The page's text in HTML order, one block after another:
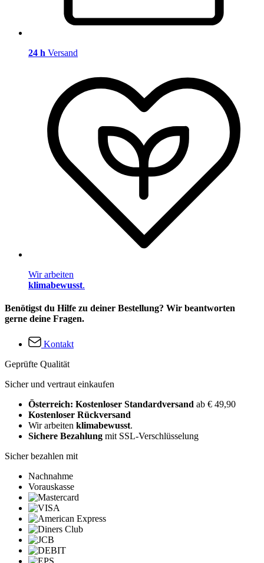
24 h Versand
Wir arbeiten
klimabewusst.
Benötigst du Hilfe zu deiner Bestellung? Wir beantworten
gerne deine Fragen.
Kontakt
Geprüfte Qualität
Sicher und vertraut einkaufen
Österreich: Kostenloser Standardversand ab € 49,90
Kostenloser Rückversand
Wir arbeiten klimabewusst.
Sichere Bezahlung mit SSL-Verschlüsselung
Sicher bezahlen mit
Nachnahme
Vorauskasse